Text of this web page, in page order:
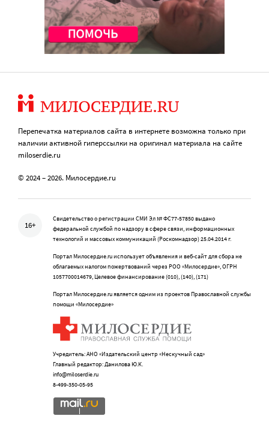
Перепечатка материалов сайта в интернете возможна только при
наличии активной гиперссылки на оригинал материала на сайте
miloserdie.ru
© 2024 – 2026. Милосердие.ru
16+
Свидетельство о регистрации СМИ Эл № ФС77-57850 выдано
федеральной службой по надзору в сфере связи, информационных
технологий и массовых коммуникаций (Роскомнадзор) 25.04.2014 г.
Портал Милосердие.ru использует объявления и веб-сайт для сбора не
облагаемых налогом пожертвований через РОО «Милосердие», ОГРН
1057700014679, Целевое финансирование (010), (140), (171)
Портал Милосердие.ru является одним из проектов Православной службы
помощи «Милосердие»
Учредитель: АНО «Издательский центр «Нескучный сад»
Главный редактор: Данилова Ю.К.
info@miloserdie.ru
8-499-350-05-95